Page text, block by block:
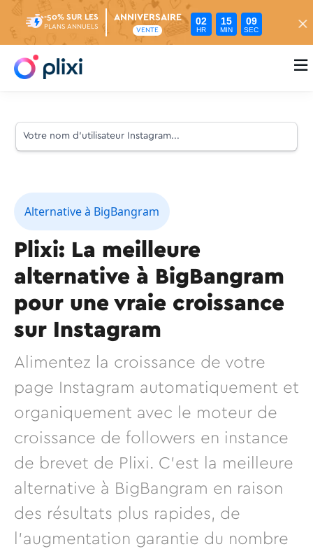
-50% SUR LES
PLANS ANNUELS
ANNIVERSAIRE
VENTE
02
HR
15
MIN
08
SEC

Alternative à BigBangram
Plixi: La meilleure
alternative à BigBangram
pour une vraie croissance
sur Instagram
Alimentez la croissance de votre
page Instagram automatiquement et
organiquement avec le moteur de
croissance de followers en instance
de brevet de Plixi. C'est la meilleure
alternative à BigBangram en raison
des résultats plus rapides, de
l'augmentation garantie du nombre